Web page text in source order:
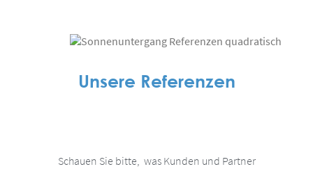
Unsere Referenzen
Schauen Sie bitte, was Kunden und Partner